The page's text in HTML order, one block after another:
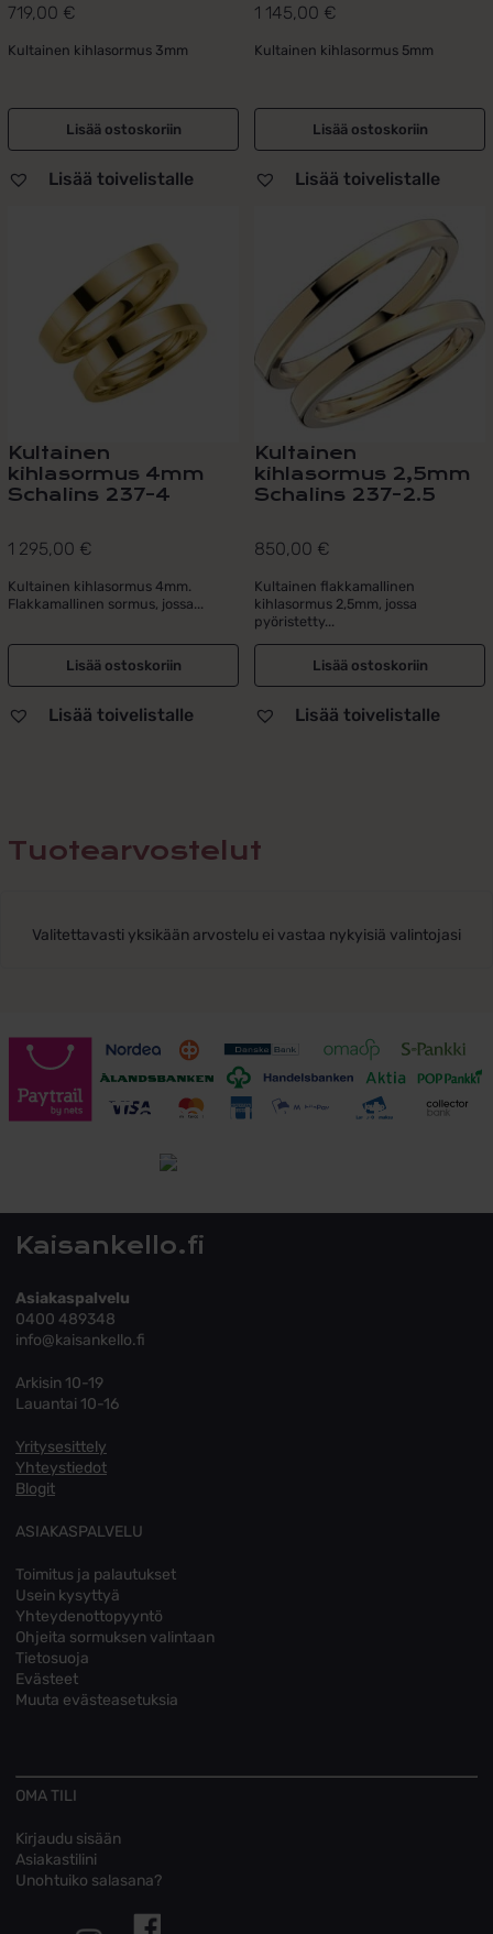
719,00 €
Kultainen kihlasormus 3mm
Lisää ostoskoriin
Lisää toivelistalle
1 145,00 €
Kultainen kihlasormus 5mm
Lisää ostoskoriin
Lisää toivelistalle
Kultainen
kihlasormus 4mm
Schalins 237-4
1 295,00 €
Kultainen kihlasormus 4mm.
Flakkamallinen sormus, jossa...
Lisää ostoskoriin
Lisää toivelistalle
Kultainen
kihlasormus 2,5mm
Schalins 237-2.5
850,00 €
Kultainen flakkamallinen
kihlasormus 2,5mm, jossa
pyöristetty...
Lisää ostoskoriin
Lisää toivelistalle
Tuotearvostelut
Valitettavasti yksikään arvostelu ei vastaa nykyisiä valintojasi
Toimitusehdot
Kaisankello.fi
Asiakaspalvelu
0400 489348
info@kaisankello.fi
Arkisin 10-19
Lauantai 10-16
Yritysesittely
Yhteystiedot
Blogit
ASIAKASPALVELU
Toimitus ja palautukset
Usein kysyttyä
Yhteydenottopyyntö
Ohjeita sormuksen valintaan
Tietosuoja
Evästeet
Muuta evästeasetuksia
OMA TILI
Kirjaudu sisään
Asiakastilini
Unohtuiko salasana?